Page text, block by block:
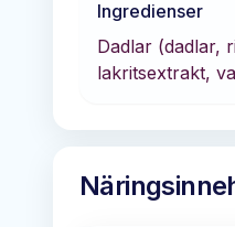
Ingredienser
Dadlar (dadlar,
lakritsextrakt,